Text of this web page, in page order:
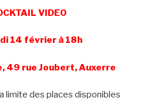
VIDEO
14 février à 18h
49 rue Joubert, Auxerre
limite des places disponibles